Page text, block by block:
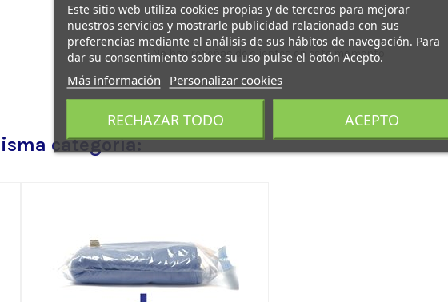
No hay reseñas de clientes en este momento.
categoría:
Este sitio web utiliza cookies propias y de terceros para mejorar
nuestros servicios y mostrarle publicidad relacionada con sus
preferencias mediante el análisis de sus hábitos de navegación. Para
dar su consentimiento sobre su uso pulse el botón Acepto.
Más información Personalizar cookies
RECHAZAR TODO ACEPTO